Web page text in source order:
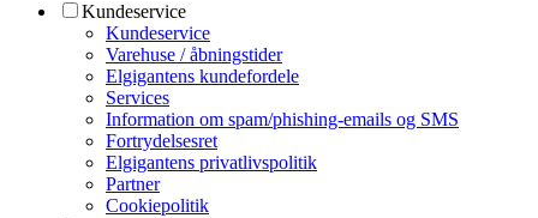
Kundeservice
Kundeservice
Varehuse / åbningstider
Elgigantens kundefordele
Services
Information om spam/phishing-emails og SMS
Fortrydelsesret
Elgigantens privatlivspolitik
Partner
Cookiepolitik